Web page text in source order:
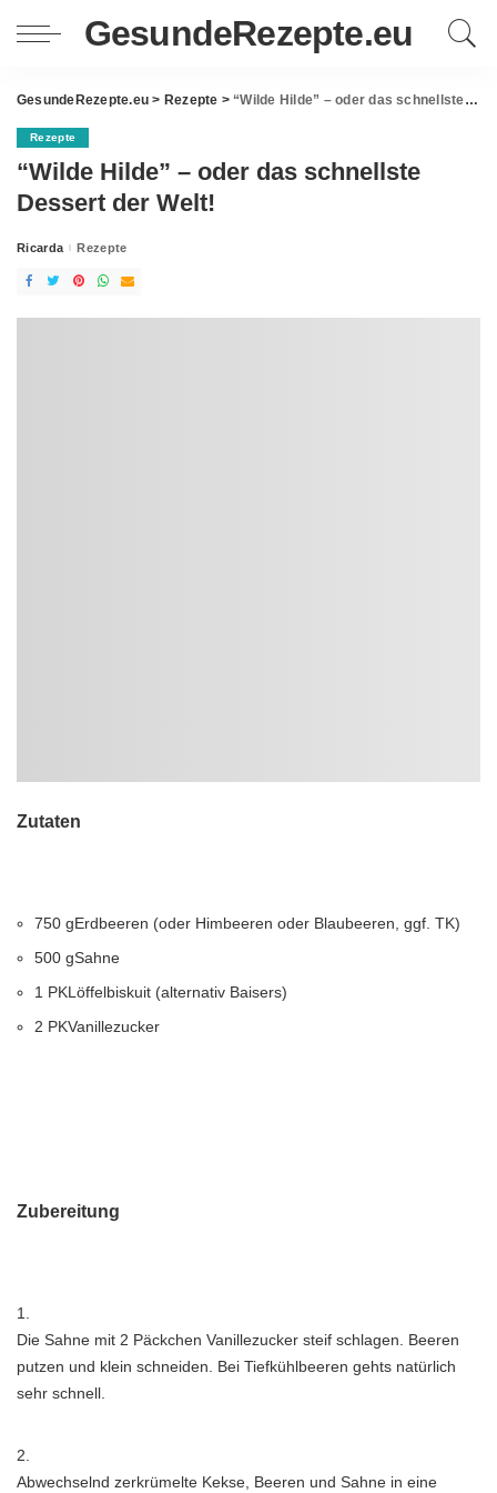
GesundeRezepte.eu
GesundeRezepte.eu > Rezepte > “Wilde Hilde” – oder das schnellste Dessert der Welt!
Rezepte
“Wilde Hilde” – oder das schnellste
Dessert der Welt!
Posted
Ricarda Rezepte
Zutaten
750 gErdbeeren (oder Himbeeren oder Blaubeeren, ggf. TK)
500 gSahne
1 PKLöffelbiskuit (alternativ Baisers)
2 PKVanillezucker
Zubereitung
1.
Die Sahne mit 2 Päckchen Vanillezucker steif schlagen. Beeren
putzen und klein schneiden. Bei Tiefkühlbeeren gehts natürlich
sehr schnell.
2.
Abwechselnd zerkrümelte Kekse, Beeren und Sahne in eine